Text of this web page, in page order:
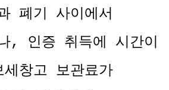
폐기 사이에서
, 인증 취득에 시간이
창고 보관료가